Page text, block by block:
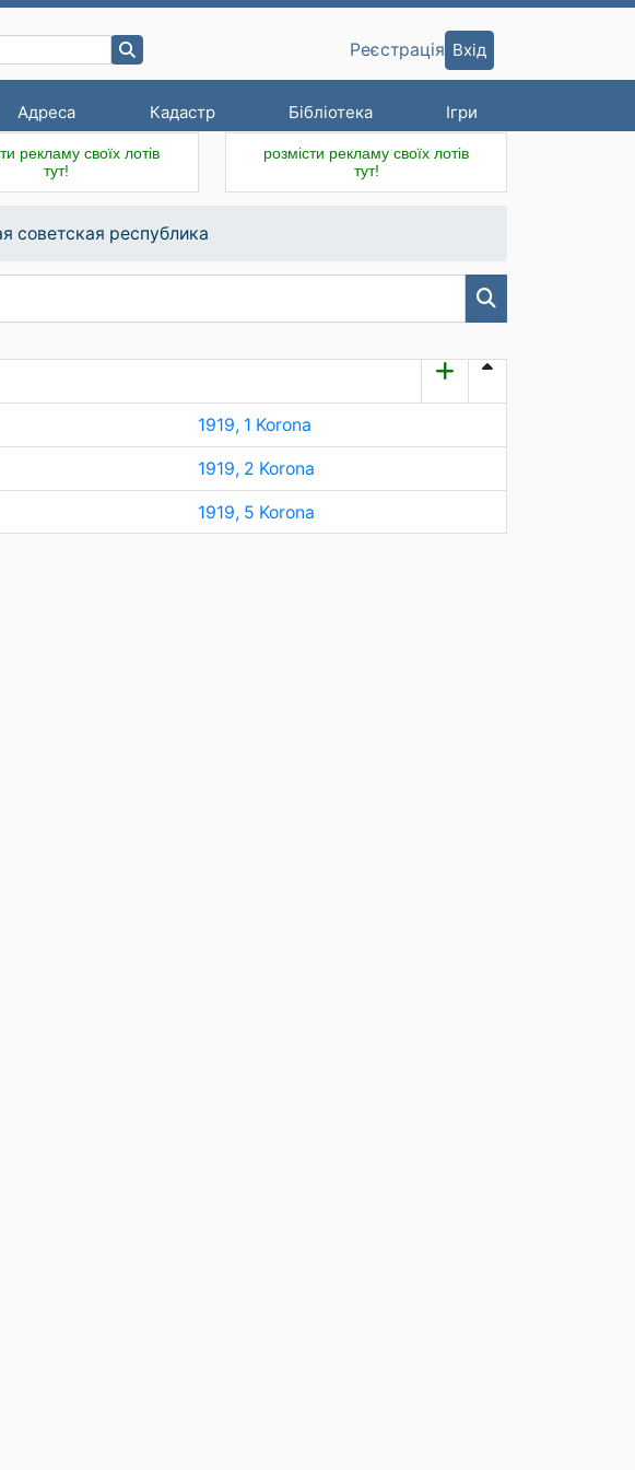
Адреса Кадастр Бібліотека Ігри
Реєстрація Вхід
рекламу своїх лотів
тут!
розмісти рекламу своїх лотів
тут!
советская республика
1919, 1 Korona
1919, 2 Korona
1919, 5 Korona